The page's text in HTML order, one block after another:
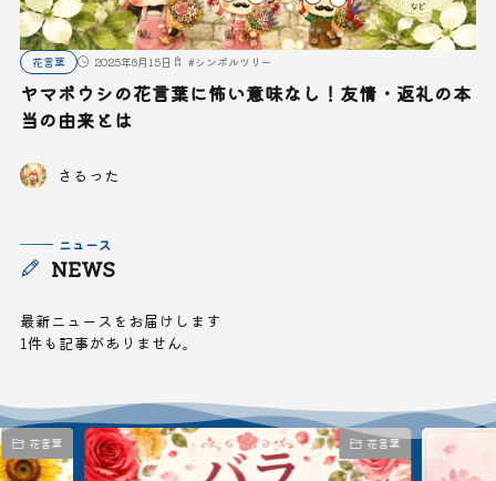
花言葉 2025年6月15日 #シンボルツリー
ヤマボウシの花言葉に怖い意味なし！友情・返礼の本
当の由来とは
さるった
NEWS
ニュース
最新ニュースをお届けします
1件も記事がありません。
花言葉 花言葉